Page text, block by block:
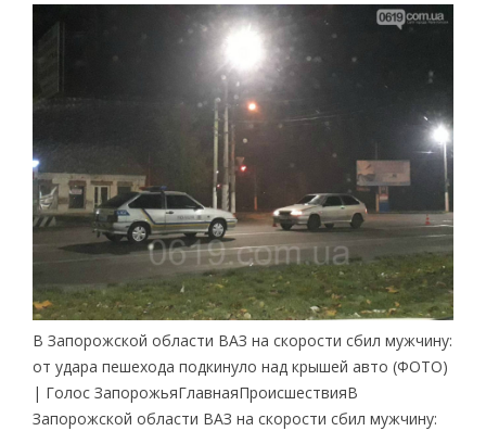
В Запорожской области ВАЗ на скорости сбил мужчину:
от удара пешехода подкинуло над крышей авто (ФОТО)
| Голос ЗапорожьяГлавнаяПроисшествияВ
Запорожской области ВАЗ на скорости сбил мужчину: